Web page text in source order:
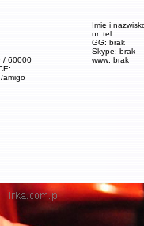
/ 60000
amigo
Imię i
nr. tel:
GG: brak
Skype: brak
www: brak